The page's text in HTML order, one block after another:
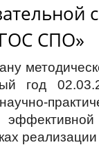
СПО»
год